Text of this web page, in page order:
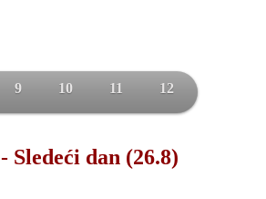
9 10 11 12
- Sledeći dan (26.8)